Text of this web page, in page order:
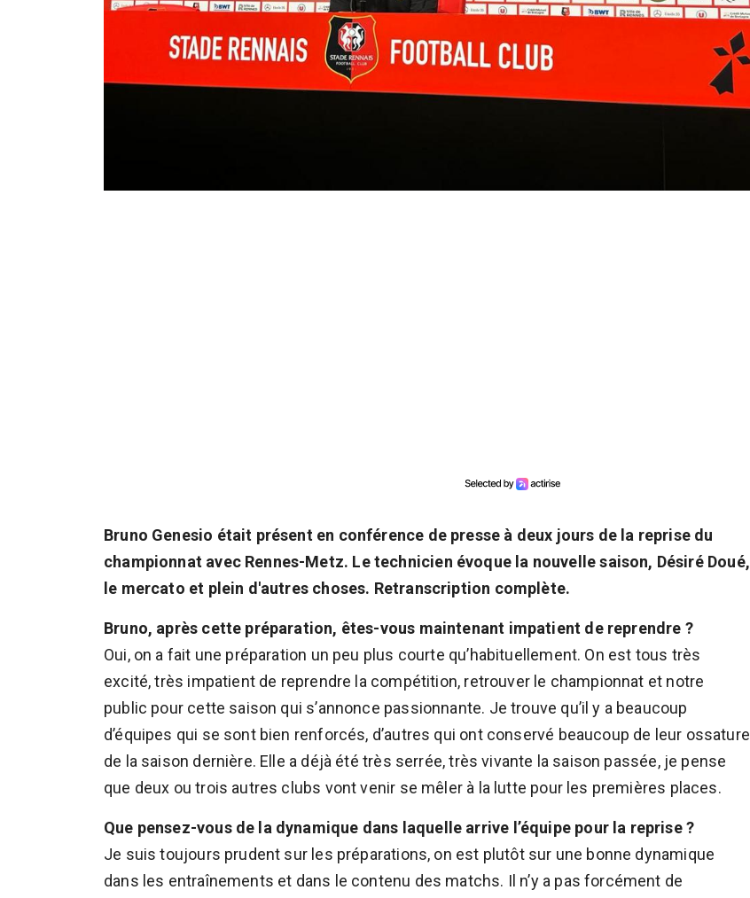
Bruno Genesio était présent en conférence de presse à deux jours de la reprise du
championnat avec Rennes-Metz. Le technicien évoque la nouvelle saison, Désiré Doué,
le mercato et plein d'autres choses. Retranscription complète.
Bruno, après cette préparation, êtes-vous maintenant impatient de reprendre ?
Oui, on a fait une préparation un peu plus courte qu’habituellement. On est tous très
excité, très impatient de reprendre la compétition, retrouver le championnat et notre
public pour cette saison qui s’annonce passionnante. Je trouve qu’il y a beaucoup
d’équipes qui se sont bien renforcés, d’autres qui ont conservé beaucoup de leur ossature
de la saison dernière. Elle a déjà été très serrée, très vivante la saison passée, je pense
que deux ou trois autres clubs vont venir se mêler à la lutte pour les premières places.
Que pensez-vous de la dynamique dans laquelle arrive l’équipe pour la reprise ?
Je suis toujours prudent sur les préparations, on est plutôt sur une bonne dynamique
dans les entraînements et dans le contenu des matchs. Il n’y a pas forcément de